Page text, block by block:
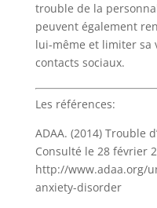
trouble de la
peuvent également
lui-même et limiter sa
contacts sociaux.
Les références:
ADAA. (2014) Trouble
Consulté le 28 février
http://www.adaa.org/
anxiety-disorder